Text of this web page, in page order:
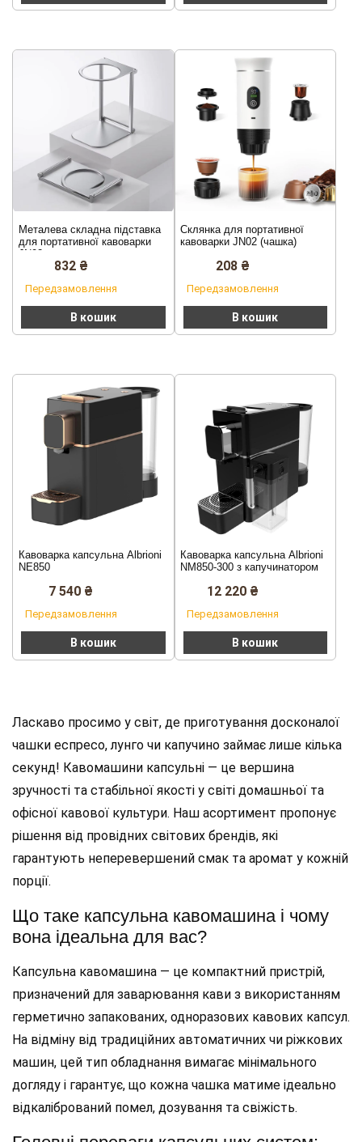
Металева складна підставка
для портативної кавоварки
JN02
832 ₴
Передзамовлення
В кошик
Склянка для портативної
кавоварки JN02 (чашка)
208 ₴
Передзамовлення
В кошик
Кавоварка капсульна Albrioni
NE850
7 540 ₴
Передзамовлення
В кошик
Кавоварка капсульна Albrioni
NM850-300 з капучинатором
12 220 ₴
Передзамовлення
В кошик
Ласкаво просимо у світ, де приготування досконалої
чашки еспресо, лунго чи капучино займає лише кілька
секунд! Кавомашини капсульні — це вершина
зручності та стабільної якості у світі домашньої та
офісної кавової культури. Наш асортимент пропонує
рішення від провідних світових брендів, які
гарантують неперевершений смак та аромат у кожній
порції.
Що таке капсульна кавомашина і чому
вона ідеальна для вас?
Капсульна кавомашина — це компактний пристрій,
призначений для заварювання кави з використанням
герметично запакованих, одноразових кавових капсул.
На відміну від традиційних автоматичних чи ріжкових
машин, цей тип обладнання вимагає мінімального
догляду і гарантує, що кожна чашка матиме ідеально
відкалібрований помел, дозування та свіжість.